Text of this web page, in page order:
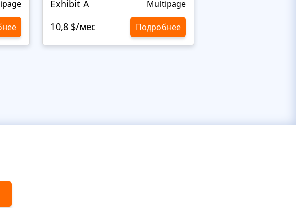
Exhibit A Multipage
10,8 $/мес Подробнее